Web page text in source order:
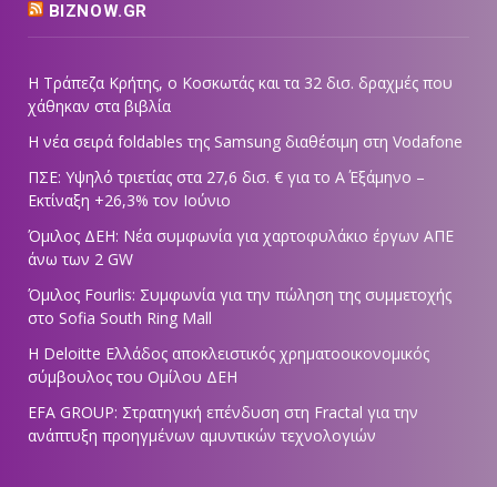
BIZNOW.GR
Η Τράπεζα Κρήτης, ο Κοσκωτάς και τα 32 δισ. δραχμές που
χάθηκαν στα βιβλία
Η νέα σειρά foldables της Samsung διαθέσιμη στη Vodafone
ΠΣΕ: Υψηλό τριετίας στα 27,6 δισ. € για το Α΄ Εξάμηνο –
Εκτίναξη +26,3% τον Ιούνιο
Όμιλος ΔΕΗ: Νέα συμφωνία για χαρτοφυλάκιο έργων ΑΠΕ
άνω των 2 GW
Όμιλος Fourlis: Συμφωνία για την πώληση της συμμετοχής
στο Sofia South Ring Mall
Η Deloitte Ελλάδος αποκλειστικός χρηματοοικονομικός
σύμβουλος του Ομίλου ΔΕΗ
EFA GROUP: Στρατηγική επένδυση στη Fractal για την
ανάπτυξη προηγμένων αμυντικών τεχνολογιών